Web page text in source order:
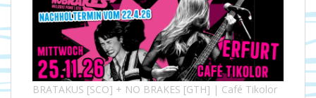
BRATAKUS [SCO] + NO BRAKES [GTH] | Café Tikolor